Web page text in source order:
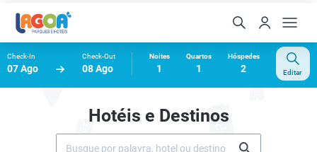
Check-In
07 Ago
Check-Out
08 Ago
Noites
1
Quartos
1
Hóspedes
2 Editar
Hotéis e Destinos